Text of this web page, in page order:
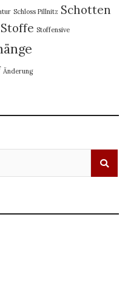
Schloss Pillnitz Schotten
Stoffe Stoffensive
Änderung